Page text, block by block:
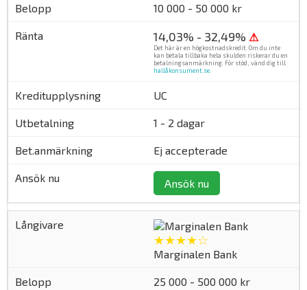
10 000 - 50 000 kr
14,03% - 32,49% ⚠
Det här är en högkostnadskredit. Om du inte
kan betala tillbaka hela skulden riskerar du en
betalningsanmärkning. För stöd, vänd dig till
hallåkonsument.se
UC
1 - 2 dagar
Ej accepterade
Ansök nu
★★★★☆
Marginalen Bank
25 000 - 500 000 kr